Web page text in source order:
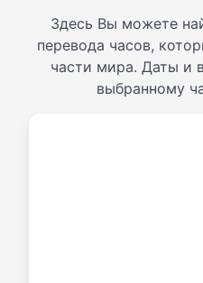
Здесь Вы можете
перевода часов,
части мира. Даты и
выбранному